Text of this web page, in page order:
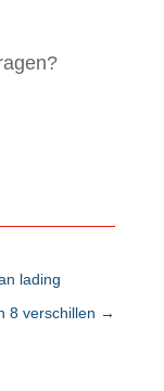
lading
8 verschillen →